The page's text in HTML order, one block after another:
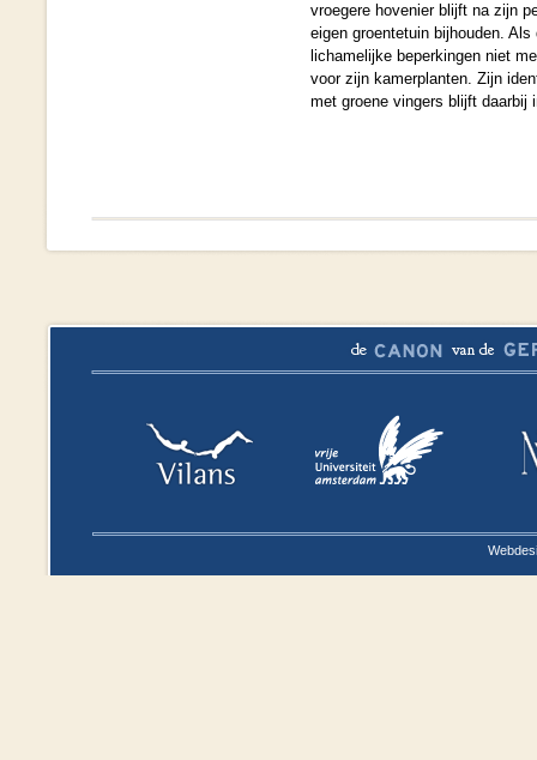
vroegere hovenier blijft na zijn
eigen groentetuin bijhouden. Als
lichamelijke beperkingen niet
voor zijn kamerplanten. Zijn
met groene vingers blijft daarbij